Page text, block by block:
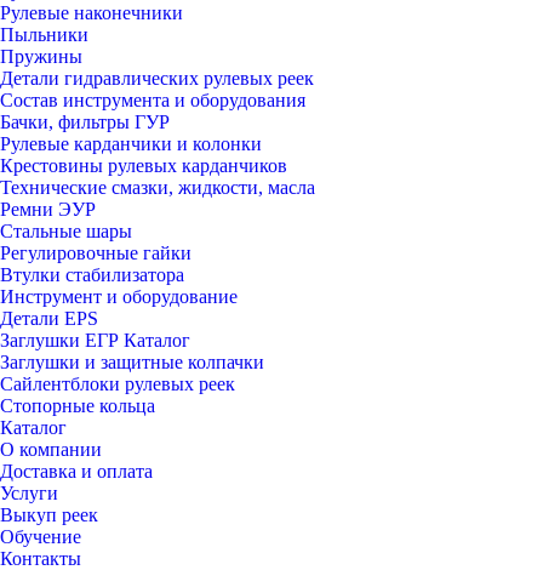
Рулевые наконечники
Пыльники
Пружины
Детали гидравлических рулевых реек
Состав инструмента и оборудования
Бачки, фильтры ГУР
Рулевые карданчики и колонки
Крестовины рулевых карданчиков
Технические смазки, жидкости, масла
Ремни ЭУР
Стальные шары
Регулировочные гайки
Втулки стабилизатора
Инструмент и оборудование
Детали EPS
Заглушки ЕГР Каталог
Заглушки и защитные колпачки
Сайлентблоки рулевых реек
Стопорные кольца
Каталог
О компании
Доставка и оплата
Услуги
Выкуп реек
Обучение
Контакты